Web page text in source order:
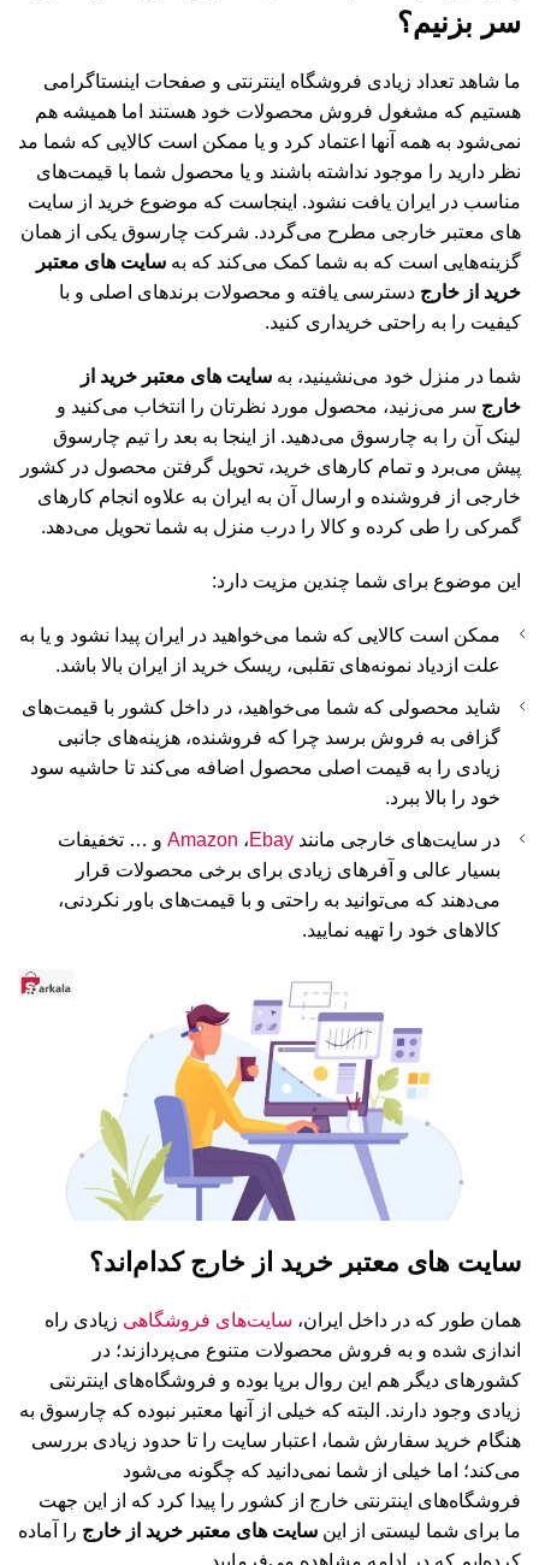
سر بزنیم؟
ما شاهد تعداد زیادی فروشگاه اینترنتی و صفحات اینستاگرامی
هستیم که مشغول فروش محصولات خود هستند اما همیشه هم
نمی‌شود به همه آنها اعتماد کرد و یا ممکن است کالایی که شما مد
نظر دارید را موجود نداشته باشند و یا محصول شما با قیمت‌های
مناسب در ایران یافت نشود. اینجاست که موضوع خرید از سایت
های معتبر خارجی مطرح می‌گردد. شرکت چارسوق یکی از همان
گزینه‌هایی است که به شما کمک می‌کند که به سایت های معتبر
خرید از خارج دسترسی یافته و محصولات برندهای اصلی و با
کیفیت را به راحتی خریداری کنید.
شما در منزل خود می‌نشینید، به سایت های معتبر خرید از
خارج سر می‌زنید، محصول مورد نظرتان را انتخاب می‌کنید و
لینک آن را به چارسوق می‌دهید. از اینجا به بعد را تیم چارسوق
پیش می‌برد و تمام کارهای خرید، تحویل گرفتن محصول در کشور
خارجی از فروشنده و ارسال آن به ایران به علاوه انجام کارهای
گمرکی را طی کرده و کالا را درب منزل به شما تحویل می‌دهد.
این موضوع برای شما چندین مزیت دارد:
ممکن است کالایی که شما می‌خواهید در ایران پیدا نشود و یا به
علت ازدیاد نمونه‌های تقلبی، ریسک خرید از ایران بالا باشد.
شاید محصولی که شما می‌خواهید، در داخل کشور با قیمت‌های
گزافی به فروش برسد چرا که فروشنده، هزینه‌های جانبی
زیادی را به قیمت اصلی محصول اضافه می‌کند تا حاشیه سود
خود را بالا ببرد.
در سایت‌های خارجی مانند Amazon ،Ebay
و … تخفیفات
بسیار عالی و آفرهای زیادی برای برخی محصولات قرار
می‌دهند که می‌توانید به راحتی و با قیمت‌های باور نکردنی،
کالاهای خود را تهیه نمایید.
سایت های معتبر خرید از خارج کدام‌اند؟
همان طور که در داخل ایران، سایت‌های فروشگاهی زیادی راه
اندازی شده و به فروش محصولات متنوع می‌پردازند؛ در
کشورهای دیگر هم این روال برپا بوده و فروشگاه‌های اینترنتی
زیادی وجود دارند. البته که خیلی از آنها معتبر نبوده که چارسوق به
هنگام خرید سفارش شما، اعتبار سایت را تا حدود زیادی بررسی
می‌کند؛ اما خیلی از شما نمی‌دانید که چگونه می‌شود
فروشگاه‌های اینترنتی خارج از کشور را پیدا کرد که از این جهت
ما برای شما لیستی از این سایت های معتبر خرید از خارج را آماده
کرده‌ایم که در ادامه مشاهده می‌فرمایید.